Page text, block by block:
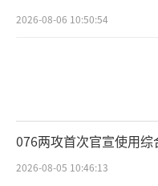
2026-08-06 10:50:54
076两攻首次官宣使用综
2026-08-05 10:46:13